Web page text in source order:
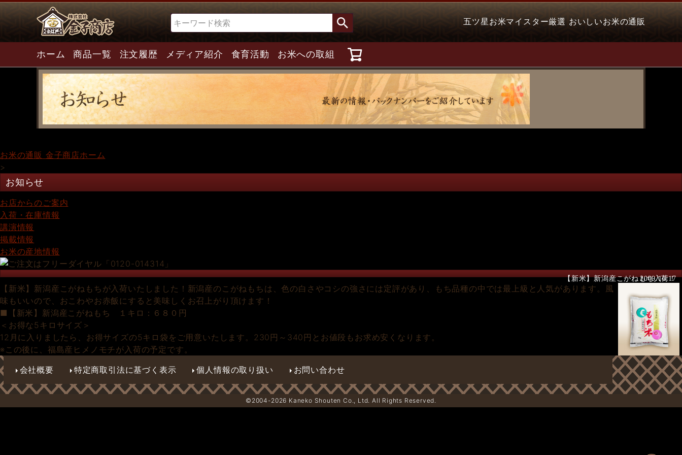
検索 五ツ星お米マイスター厳選 おいしいお米の通販
ホーム 商品一覧 注文履歴 メディア紹介 食育活動 お米への取組
お米の通販 金子商店ホーム
>
お知らせ
お店からのご案内
入荷・在庫情報
講演情報
掲載情報
お米の産地情報
【新米】新潟産こがねもち入荷！
2009.10.17
【新米】新潟産こがねもちが入荷いたしました！新潟産のこがねもちは、色の白さやコシの強さには定評があり、もち品種の中では最上級と人気があります。風
味もいいので、おこわやお赤飯にすると美味しくお召上がり頂けます！
■【新米】新潟産こがねもち １キロ：６８０円
＜お得な5キロサイズ＞
12月に入りましたら、お得サイズの5キロ袋をご用意いたします。230円～340円とお値段もお求め安くなります。
※この後に、福島産ヒメノモチが入荷の予定です。
会社概要
特定商取引法に基づく表示 個人情報の取り扱い お問い合わせ
©2004-2026 Kaneko Shouten Co., Ltd. All Rights Reserved.